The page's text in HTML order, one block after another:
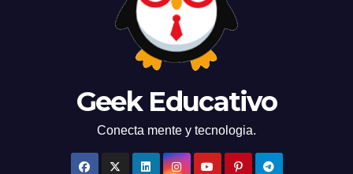
Geek Educativo
Conecta mente y tecnologia.